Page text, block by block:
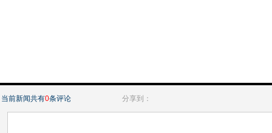
当前新闻共有0条评论 分享到：